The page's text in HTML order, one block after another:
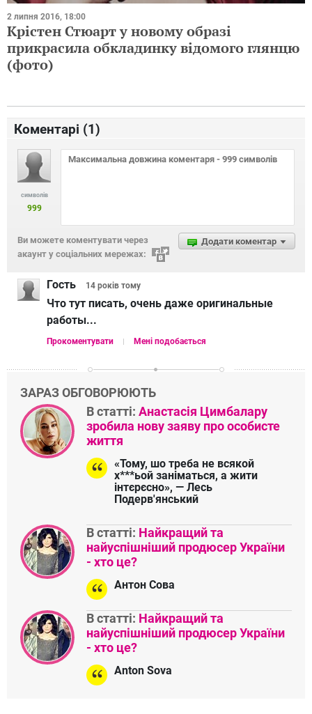
2 липня 2016, 18:00
Крістен Стюарт у новому образі
прикрасила обкладинку відомого глянцю
(фото)
Коментарі (1)
символів
999
Додати коментар
Ви можете коментувати через
акаунт у соціальних мережах:
Гость 14 років тому
Что тут писать, очень даже оригинальные
работы...
Прокоментувати Мені подобається
ЗАРАЗ ОБГОВОРЮЮТЬ
В статті: Анастасія Цимбалару
зробила нову заяву про особисте
життя
«Тому, шо треба не всякой
х***ьой заніматься, а жити
інтєрєсно», — Лесь
Подерв'янський
В статті: Найкращий та
найуспішніший продюсер України
- хто це?
Антон Сова
В статті: Найкращий та
найуспішніший продюсер України
- хто це?
Anton Sova